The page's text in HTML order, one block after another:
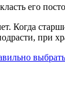
его
Когда
при